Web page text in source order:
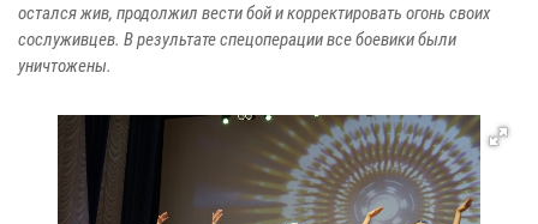
остался жив, продолжил вести бой и корректировать огонь своих
сослуживцев. В результате спецоперации все боевики были
уничтожены.